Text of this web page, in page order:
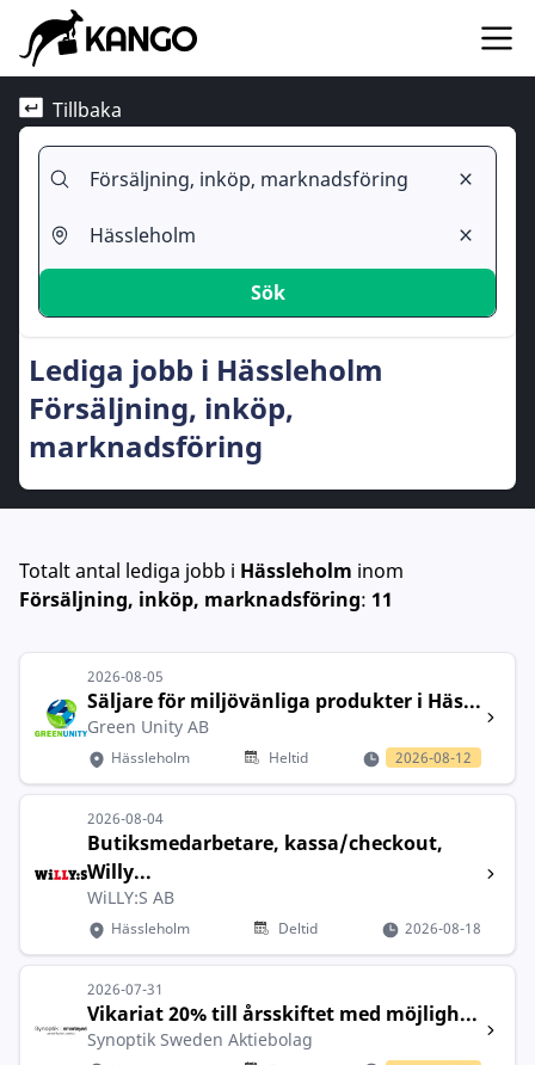
Tillbaka
Sök
Lediga jobb i Hässleholm
Försäljning, inköp,
marknadsföring
Totalt antal lediga jobb i Hässleholm inom
Försäljning, inköp, marknadsföring: 11
2026-08-05
Säljare för miljövänliga produkter i Häs...
Green Unity AB
Hässleholm Heltid 2026-08-12
2026-08-04
Butiksmedarbetare, kassa/checkout,
Willy...
WiLLY:S AB
Hässleholm Deltid 2026-08-18
2026-07-31
Vikariat 20% till årsskiftet med möjligh...
Synoptik Sweden Aktiebolag